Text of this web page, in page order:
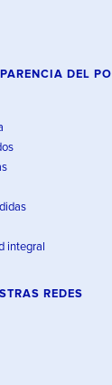
DEL
integral
REDES